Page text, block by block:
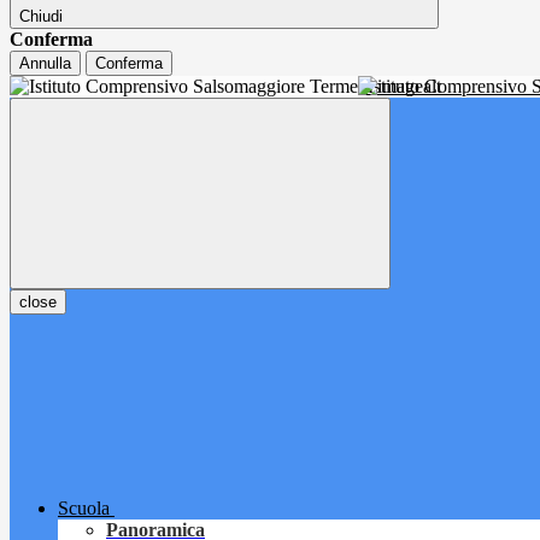
Chiudi
Conferma
Annulla Conferma
Istituto Comprensivo
close
Scuola
Panoramica